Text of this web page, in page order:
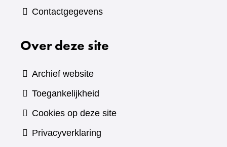
Contactgegevens
Over deze site
Archief website
Toegankelijkheid
Cookies op deze site
Privacyverklaring